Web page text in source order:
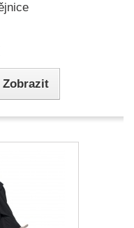
Zobrazit